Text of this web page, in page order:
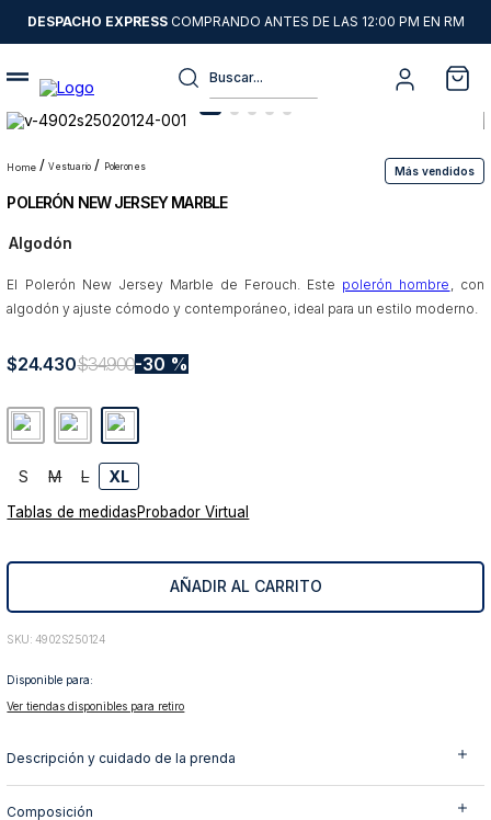
DESPACHO EXPRESSCOMPRANDO ANTES DE LAS 12:00 PM EN RM
Buscar...
vestuario polerones Más vendidos
POLERÓN NEW JERSEY MARBLE
Algodón
El Polerón New Jersey Marble de Ferouch. Este polerón hombre , con
algodón y ajuste cómodo y contemporáneo, ideal para un estilo moderno.
$24.430$34.900 30 %
S M L XL
Tablas de medidasProbador Virtual
AÑADIR AL CARRITO
: 4902S250124
Disponible para:
Ver tiendas disponibles para retiro
Descripción y cuidado de la prenda
Composición
1.
sweater
2.
chaquetas
3.
pantalon
4.
camisas
6.
jeans
8.
chaqueta
9
poleron
10. abrigo